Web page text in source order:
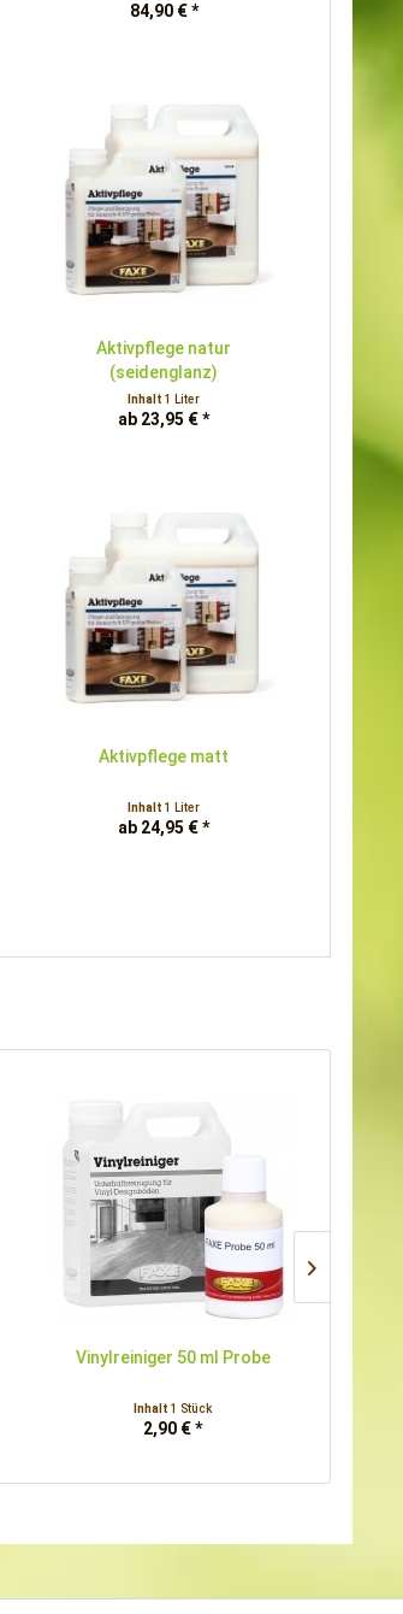
84,90 € *
Aktivpflege natur
(seidenglanz)
Inhalt1 Liter
ab 23,95 € *
Aktivpflege matt
Inhalt1 Liter
ab 24,95 € *
Vinylreiniger 50 ml Probe
Inhalt1 Stück
2,90 € *